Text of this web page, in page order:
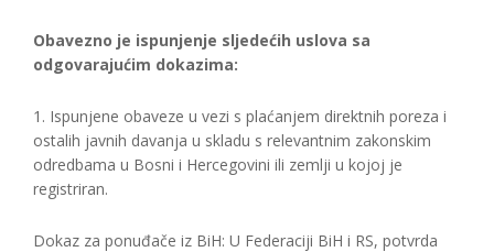
Obavezno je ispunjenje sljedećih uslova sa
odgovarajućim dokazima:
1. Ispunjene obaveze u vezi s plaćanjem direktnih poreza i
ostalih javnih davanja u skladu s relevantnim zakonskim
odredbama u Bosni i Hercegovini ili zemlji u kojoj je
registriran.
Dokaz za ponuđače iz BiH: U Federaciji BiH i RS, potvrda